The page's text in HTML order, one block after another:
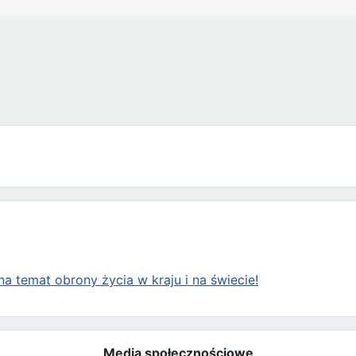
temat obrony życia w kraju i na świecie!
federalnych funduszy dla biznesu aborcyjnego w USA